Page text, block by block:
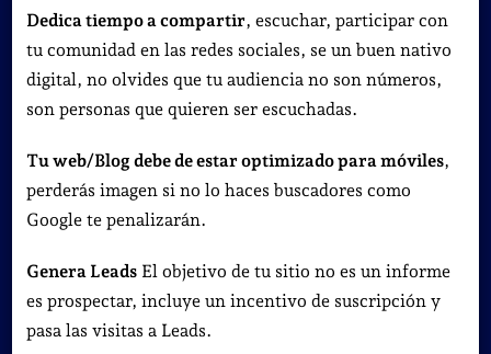
Dedica tiempo a compartir, escuchar, participar con
tu comunidad en las redes sociales, se un buen nativo
digital, no olvides que tu audiencia no son números,
son personas que quieren ser escuchadas.
Tu web/Blog debe de estar optimizado para móviles,
perderás imagen si no lo haces buscadores como
Google te penalizarán.
Genera LeadsEl objetivo de tu sitio no es un informe
es prospectar, incluye un incentivo de suscripción y
pasa las visitas a Leads.